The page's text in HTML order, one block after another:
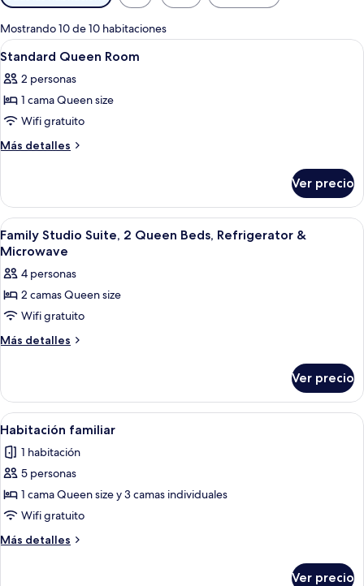
disponibles
para
las
habitaciones
Mostrando 10 de 10 habitaciones
Abrir
todas
las
fotos
de
Standard
Una habitación de hotel con cama,
6
Standard Queen Room
2 personas
1 cama Queen size
Wifi gratuito
Más detalles
Más
Queen
Room
Ver precio
Abrir
todas
las
fotos
de
Family
Studio
Queen
Beds,
Refrigerator
&
Microwave
Habitación de hotel con dos camas,
5
Family Studio Suite, 2 Queen Beds, Refrigerator &
Microwave
4 personas
2 camas Queen size
Wifi gratuito
Más detalles
Más
Studio
Suite,
2
Beds,
Refrigerator
Microwave
Ver precio
Abrir
todas
las
fotos
de
Habitación
familiar
Habitación de hotel con dos camas,
8
Habitación familiar
1 habitación
5 personas
1 cama Queen size y 3 camas individuales
Wifi gratuito
Más detalles
Más
Ver precio